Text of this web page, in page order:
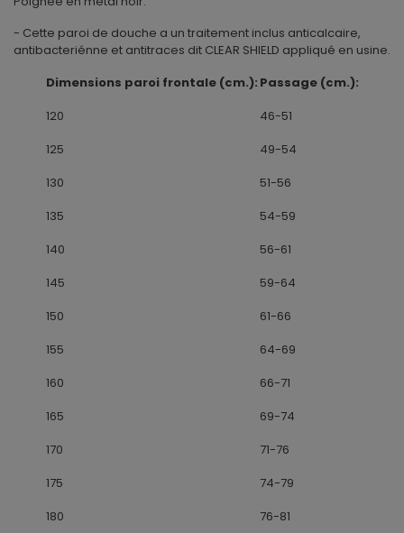
- Cette paroi de douche a un traitement inclus anticalcaire,
antibacteriénne et antitraces dit CLEAR SHIELD appliqué en usine.
Dimensions paroi frontale (cm.): Passage (cm.):
120
46-51
125
49-54
130
51-56
135
54-59
140
56-61
145
59-64
150
61-66
155
64-69
160
66-71
165
69-74
170
71-76
175
74-79
180
76-81